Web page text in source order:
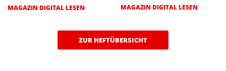
MAGAZIN DIGITAL LESEN
MAGAZIN DIGITAL LESEN
ZUR HEFTÜBERSICHT